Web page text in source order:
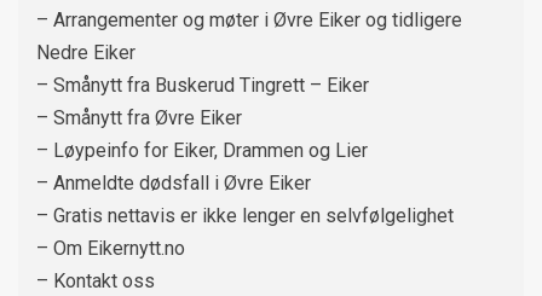
– Arrangementer og møter i Øvre Eiker og tidligere
Nedre Eiker
– Smånytt fra Buskerud Tingrett – Eiker
– Smånytt fra Øvre Eiker
– Løypeinfo for Eiker, Drammen og Lier
– Anmeldte dødsfall i Øvre Eiker
– Gratis nettavis er ikke lenger en selvfølgelighet
– Om Eikernytt.no
– Kontakt oss